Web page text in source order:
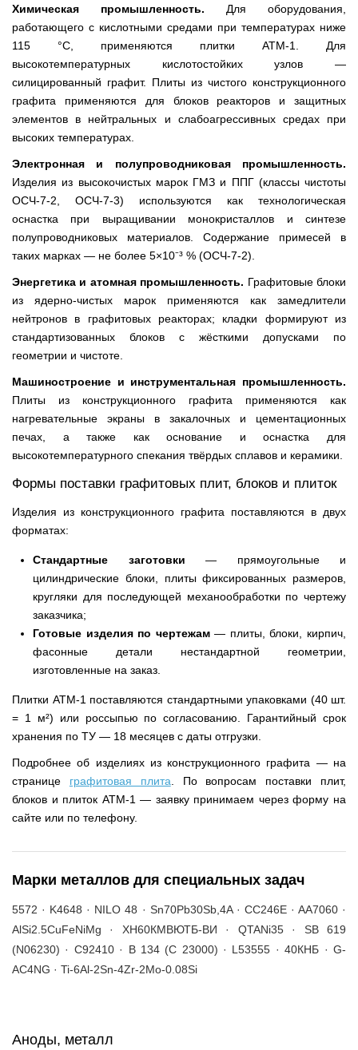
Аноды, металл
Химическая промышленность. Для оборудования,
работающего с кислотными средами при температурах ниже
115 °C, применяются плитки АТМ-1. Для
высокотемпературных кислотостойких узлов —
силицированный графит. Плиты из чистого конструкционного
графита применяются для блоков реакторов и защитных
элементов в нейтральных и слабоагрессивных средах при
высоких температурах.
Электронная и полупроводниковая промышленность.
Изделия из высокочистых марок ГМЗ и ППГ (классы чистоты
ОСЧ-7-2, ОСЧ-7-3) используются как технологическая
оснастка при выращивании монокристаллов и синтезе
полупроводниковых материалов. Содержание примесей в
таких марках — не более 5×10⁻³ % (ОСЧ-7-2).
Энергетика и атомная промышленность. Графитовые блоки
из ядерно-чистых марок применяются как замедлители
нейтронов в графитовых реакторах; кладки формируют из
стандартизованных блоков с жёсткими допусками по
геометрии и чистоте.
Машиностроение и инструментальная промышленность.
Плиты из конструкционного графита применяются как
нагревательные экраны в закалочных и цементационных
печах, а также как основание и оснастка для
высокотемпературного спекания твёрдых сплавов и керамики.
Формы поставки графитовых плит, блоков и плиток
Изделия из конструкционного графита поставляются в двух
форматах:
Стандартные заготовки — прямоугольные и
цилиндрические блоки, плиты фиксированных размеров,
кругляки для последующей механообработки по чертежу
заказчика;
Готовые изделия по чертежам— плиты, блоки, кирпич,
фасонные детали нестандартной геометрии,
изготовленные на заказ.
Плитки АТМ-1 поставляются стандартными упаковками (40 шт.
= 1 м²) или россыпью по согласованию. Гарантийный срок
хранения по ТУ — 18 месяцев с даты отгрузки.
Подробнее об изделиях из конструкционного графита — на
странице графитовая плита . По вопросам поставки плит,
блоков и плиток АТМ-1 — заявку принимаем через форму на
сайте или по телефону.
Марки металлов для специальных задач
5572 · K4648 · NILO 48 · Sn70Pb30Sb,4A · CC246E · AA7060 ·
AlSi2.5CuFeNiMg · ХН60КМВЮТБ-ВИ · QTANi35 · SB 619
(N06230) · C92410 · B 134 (C 23000) · L53555 · 40КНБ · G-
AC4NG · Ti-6Al-2Sn-4Zr-2Mo-0.08Si